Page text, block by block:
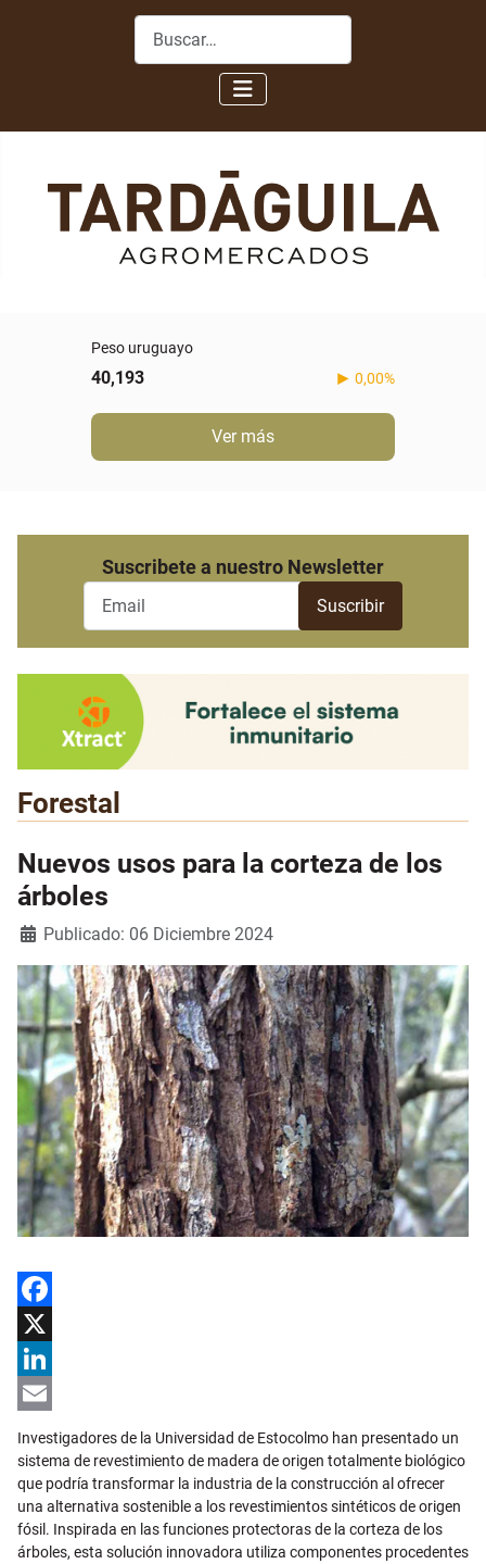
Buscar
Peso uruguayo
40,193 0,00%
Ver más
Suscribete a nuestro Newsletter
Forestal
Nuevos usos para la corteza de los
árboles
Detalles
Publicado: 06 Diciembre 2024
Facebook
X
LinkedIn
Investigadores de la Universidad de Estocolmo han presentado un
sistema de revestimiento de madera de origen totalmente biológico
que podría transformar la industria de la construcción al ofrecer
una alternativa sostenible a los revestimientos sintéticos de origen
fósil. Inspirada en las funciones protectoras de la corteza de los
árboles, esta solución innovadora utiliza componentes procedentes